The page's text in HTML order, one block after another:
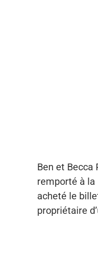
Ben et Becca
remporté à
acheté le
propriétaire